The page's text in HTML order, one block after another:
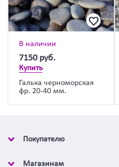
В наличии
7150 руб.
Купить
Галька черноморская
фр. 20-40 мм.
Покупателю
Магазинам